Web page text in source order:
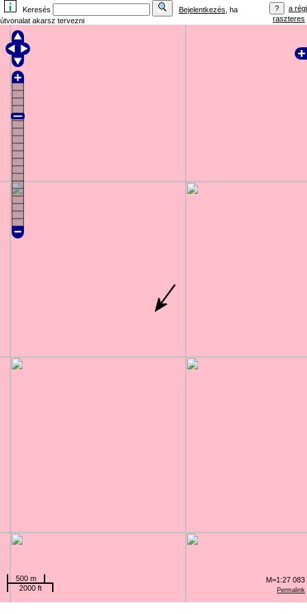
Keresés Bejelentkezés , ha
útvonalat akarsz tervezni
a régi
raszteres
Permalink
500 m
2000 ft
M=1:27 083